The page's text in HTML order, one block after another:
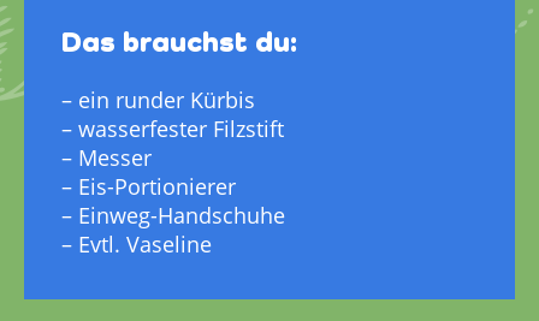
Das brauchst du:
– ein runder Kürbis
– wasserfester Filzstift
– Messer
– Eis-Portionierer
– Einweg-Handschuhe
– Evtl. Vaseline